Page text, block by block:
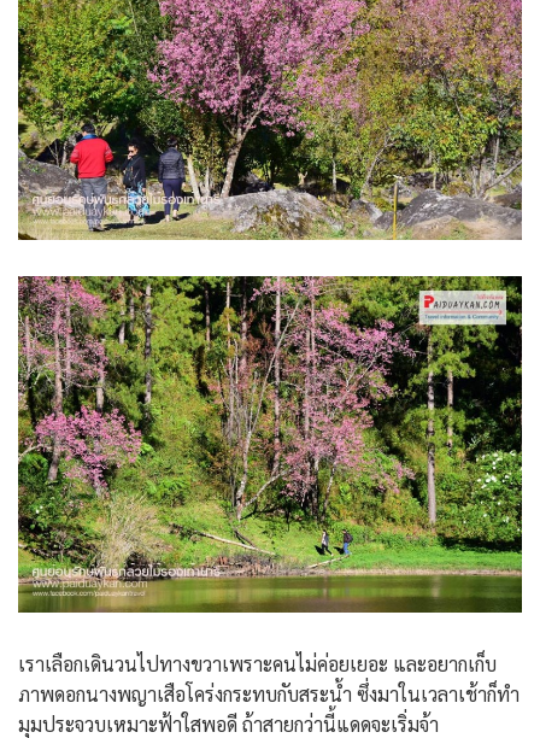
เราเลือกเดินวนไปทางขวาเพราะคนไม่ค่อยเยอะ และอยากเก็บ
ภาพดอกนางพญาเสือโคร่งกระทบกับสระน้ำ ซึ่งมาในเวลาเช้าก็ทำ
มุมประจวบเหมาะฟ้าใสพอดี ถ้าสายกว่านี้แดดจะเริ่มจ้า